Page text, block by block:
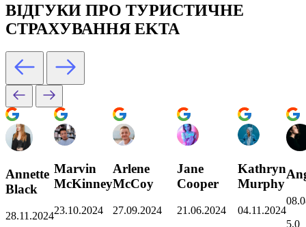
ВІДГУКИ ПРО ТУРИСТИЧНЕ
СТРАХУВАННЯ EKTA
Annette
Black
28.11.2024
Marvin
McKinney
23.10.2024
Arlene
McCoy
27.09.2024
Jane
Cooper
21.06.2024
Kathryn
Murphy
04.11.2024
5,0